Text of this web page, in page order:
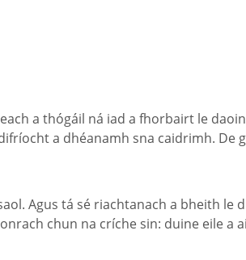
a thógáil ná iad a fhorbairt le
a dhéanamh sna caidrimh.
Agus tá sé riachtanach a bheith
chun na críche sin: duine eile a